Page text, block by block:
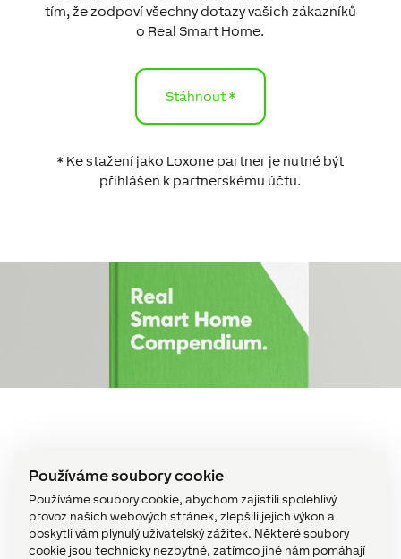
Používáme soubory cookie
Používáme soubory cookie, abychom zajistili spolehlivý
provoz našich webových stránek, zlepšili jejich výkon a
poskytli vám plynulý uživatelský zážitek. Některé soubory
cookie jsou technicky nezbytné, zatímco jiné nám pomáhají
tím, že zodpoví všechny dotazy vašich zákazníků
o Real Smart Home.
Stáhnout *
* Ke stažení jako Loxone partner je nutné být
přihlášen k partnerskému účtu.